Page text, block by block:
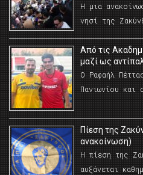
Η μια
νησί της
Από τις
μαζί ως
Ο Ραφαήλ
Πανιωνίου και
Πίεση της
ανακοίνωση)
Η πίεση της
αυξάνεται